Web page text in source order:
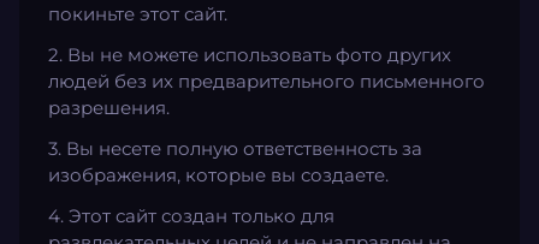
покиньте этот сайт.
2. Вы не можете использовать фото других
людей без их предварительного письменного
разрешения.
3. Вы несете полную ответственность за
изображения, которые вы создаете.
4. Этот сайт создан только для